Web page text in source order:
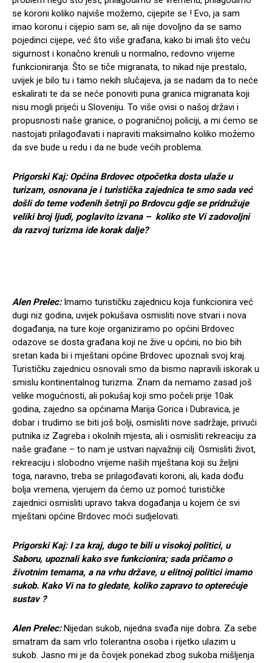
se koroni koliko najviše možemo, cijepite se ! Evo, ja sam
imao koronu i cijepio sam se, ali nije dovoljno da se samo
pojedinci cijepe, već što više građana, kako bi imali što veću
sigurnost i konačno krenuli u normalno, redovno vrijeme
funkcioniranja. Što se tiče migranata, to nikad nije prestalo,
uvijek je bilo tu i tamo nekih slučajeva, ja se nadam da to neće
eskalirati te da se neće ponoviti puna granica migranata koji
nisu mogli prijeći u Sloveniju. To više ovisi o našoj državi i
propusnosti naše granice, o pograničnoj policiji, a mi ćemo se
nastojati prilagođavati i napraviti maksimalno koliko možemo
da sve bude u redu i da ne bude većih problema.
Prigorski Kaj: Općina Brdovec otpočetka dosta ulaže u
turizam, osnovana je i turistička zajednica te smo sada već
došli do teme vođenih šetnji po Brdovcu gdje se pridružuje
veliki broj ljudi, poglavito izvana – koliko ste Vi zadovoljni
da razvoj turizma ide korak dalje?
Alen Prelec:Imamo turističku zajednicu koja funkcionira već
dugi niz godina, uvijek pokušava osmisliti nove stvari i nova
događanja, na ture koje organiziramo po općini Brdovec
odazove se dosta građana koji ne žive u općini, no bio bih
sretan kada bi i mještani općine Brdovec upoznali svoj kraj.
Turističku zajednicu osnovali smo da bismo napravili iskorak u
smislu kontinentalnog turizma. Znam da nemamo zasad još
velike mogućnosti, ali pokušaj koji smo počeli prije 10ak
godina, zajedno sa općinama Marija Gorica i Dubravica, je
dobar i trudimo se biti još bolji, osmisliti nove sadržaje, privući
putnika iz Zagreba i okolnih mjesta, ali i osmisliti rekreaciju za
naše građane – to nam je ustvari najvažniji cilj. Osmisliti život,
rekreaciju i slobodno vrijeme naših mještana koji su željni
toga, naravno, treba se prilagođavati koroni, ali, kada dođu
bolja vremena, vjerujem da ćemo uz pomoć turističke
zajednici osmisliti upravo takva događanja u kojem će svi
mještani općine Brdovec moći sudjelovati.
Prigorski Kaj: I za kraj, dugo te bili u visokoj politici, u
Saboru, upoznali kako sve funkcionira; sada pričamo o
životnim temama, a na vrhu države, u elitnoj politici imamo
sukob. Kako Vi na to gledate, koliko zapravo to opterećuje
sustav ?
Alen Prelec:Nijedan sukob, nijedna svađa nije dobra. Za sebe
smatram da sam vrlo tolerantna osoba i rijetko ulazim u
sukob. Jasno mi je da čovjek ponekad zbog sukoba mišljenja